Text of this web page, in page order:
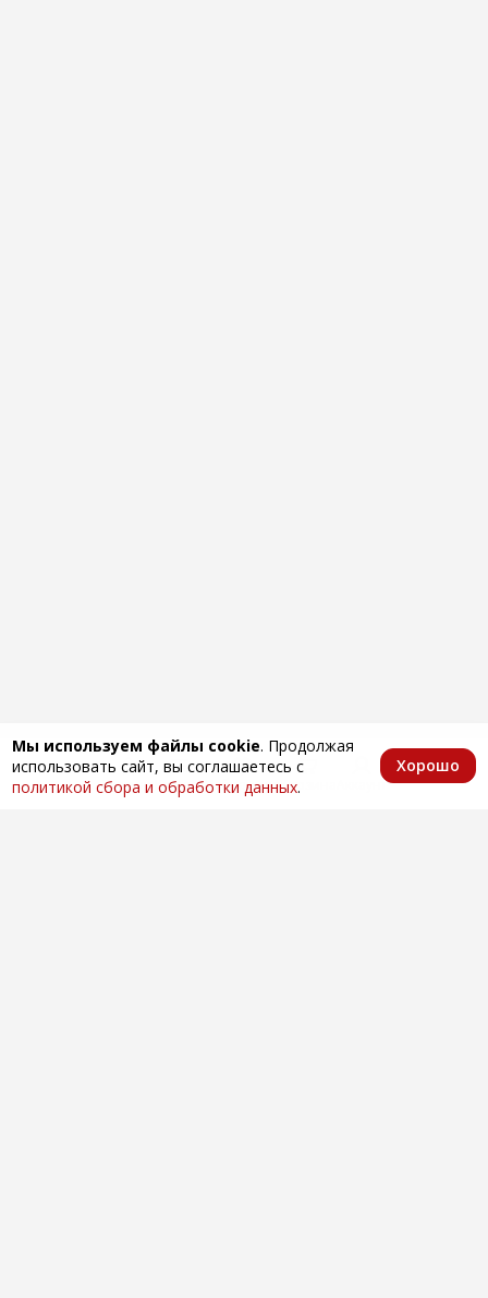
Мы используем файлы cookie. Продолжая
использовать сайт, вы соглашаетесь с
политикой сбора и обработки данных.
Хорошо
Главная КаталогИзбранноеКорзина Аккаунт